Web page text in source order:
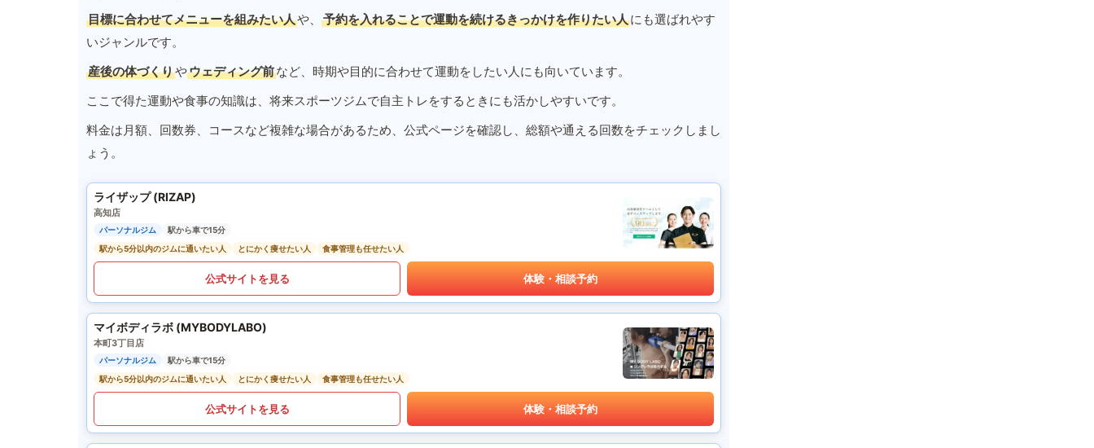
目標に合わせてメニューを組みたい人や、 予約を入れることで運動を続けるきっかけを作りたい人にも選ばれやす
いジャンルです。
産後の体づくりやウェディング前など、時期や目的に合わせて運動をしたい人にも向いています。
ここで得た運動や食事の知識は、将来スポーツジムで自主トレをするときにも活かしやすいです。
料金は月額、回数券、コースなど複雑な場合があるため、公式ページを確認し、総額や通える回数をチェックしまし
ょう。
ライザップ (RIZAP)
高知店
パーソナルジム
駅から車で15分
駅から5分以内のジムに通いたい人
とにかく痩せたい人 食事管理も任せたい人
公式サイトを見る 体験・相談予約
マイボディラボ (MYBODYLABO)
本町3丁目店
パーソナルジム
駅から車で15分
駅から5分以内のジムに通いたい人
とにかく痩せたい人 食事管理も任せたい人
公式サイトを見る 体験・相談予約